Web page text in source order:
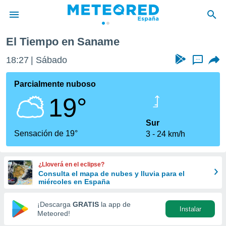
de
por
se
calidad.
a este
las
y
forma
digital
basada
El Tiempo en Saname
18:27 Sábado ...
Parcialmente nuboso
19°
Sensación de 19°
Sur
3
24 km/h
¿Lloverá en el eclipse?
Consulta el mapa de nubes y lluvia para el
miércoles en España
¡Descarga GRATIS la app de
Meteored!
Instalar